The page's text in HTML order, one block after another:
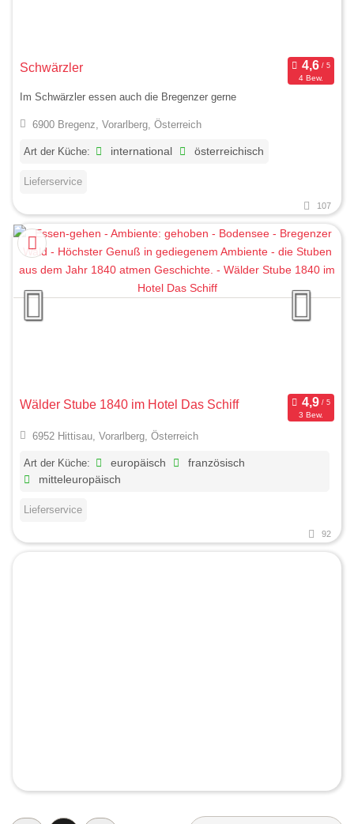
Schwärzler
4 Bew.
Im Schwärzler essen auch die Bregenzer gerne
6900 Bregenz, Vorarlberg, Österreich
Art der Küche: international österreichisch
Lieferservice
107
Wälder Stube 1840 im Hotel Das Schiff
3 Bew.
6952 Hittisau, Vorarlberg, Österreich
Art der Küche: europäisch
französisch
mitteleuropäisch
Lieferservice
92